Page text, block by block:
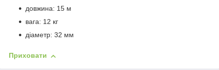
довжина: 15 м
вага: 12 кг
діаметр: 32 мм
Приховати